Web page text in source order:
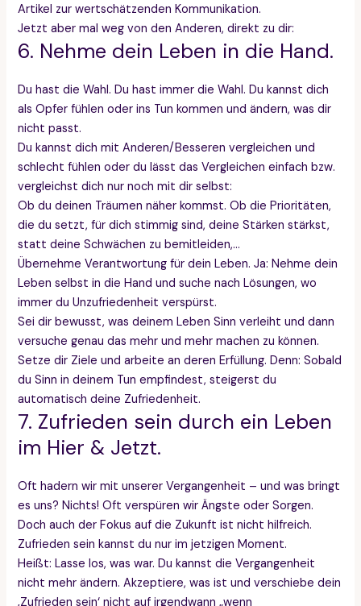
Artikel zur wertschätzenden Kommunikation.
Jetzt aber mal weg von den Anderen, direkt zu dir:
6. Nehme dein Leben in die Hand.
Du hast die Wahl. Du hast immer die Wahl. Du kannst dich
als Opfer fühlen oder ins Tun kommen und ändern, was dir
nicht passt.
Du kannst dich mit Anderen/Besseren vergleichen und
schlecht fühlen oder du lässt das Vergleichen einfach bzw.
vergleichst dich nur noch mit dir selbst:
Ob du deinen Träumen näher kommst. Ob die Prioritäten,
die du setzt, für dich stimmig sind, deine Stärken stärkst,
statt deine Schwächen zu bemitleiden,…
Übernehme Verantwortung für dein Leben. Ja: Nehme dein
Leben selbst in die Hand und suche nach Lösungen, wo
immer du Unzufriedenheit verspürst.
Sei dir bewusst, was deinem Leben Sinn verleiht und dann
versuche genau das mehr und mehr machen zu können.
Setze dir Ziele und arbeite an deren Erfüllung. Denn: Sobald
du Sinn in deinem Tun empfindest, steigerst du
automatisch deine Zufriedenheit.
7. Zufrieden sein durch ein Leben
im Hier & Jetzt.
Oft hadern wir mit unserer Vergangenheit – und was bringt
es uns? Nichts! Oft verspüren wir Ängste oder Sorgen.
Doch auch der Fokus auf die Zukunft ist nicht hilfreich.
Zufrieden sein kannst du nur im jetzigen Moment.
Heißt: Lasse los, was war. Du kannst die Vergangenheit
nicht mehr ändern. Akzeptiere, was ist und verschiebe dein
‚Zufrieden sein‘ nicht auf irgendwann „wenn